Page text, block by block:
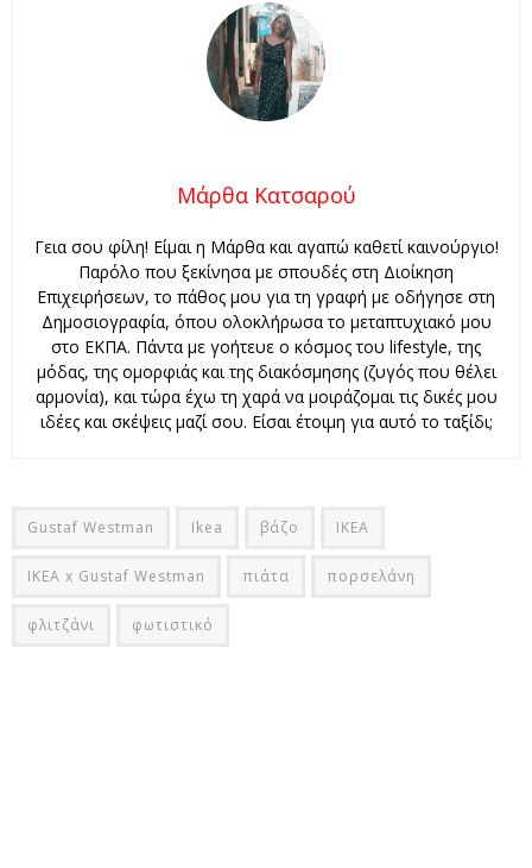
Μάρθα Κατσαρού
Γεια σου φίλη! Είμαι η Μάρθα και αγαπώ καθετί καινούργιο!
Παρόλο που ξεκίνησα με σπουδές στη Διοίκηση
Επιχειρήσεων, το πάθος μου για τη γραφή με οδήγησε στη
Δημοσιογραφία, όπου ολοκλήρωσα το μεταπτυχιακό μου
στο ΕΚΠΑ. Πάντα με γοήτευε ο κόσμος του lifestyle, της
μόδας, της ομορφιάς και της διακόσμησης (ζυγός που θέλει
αρμονία), και τώρα έχω τη χαρά να μοιράζομαι τις δικές μου
ιδέες και σκέψεις μαζί σου. Είσαι έτοιμη για αυτό το ταξίδι;
Gustaf Westman Ikea βάζο ΙΚΕΑ
ΙΚΕΑ x Gustaf Westman πιάτα πορσελάνη
φλιτζάνι φωτιστικό